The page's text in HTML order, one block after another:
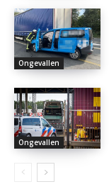
Ongevallen
Ongevallen